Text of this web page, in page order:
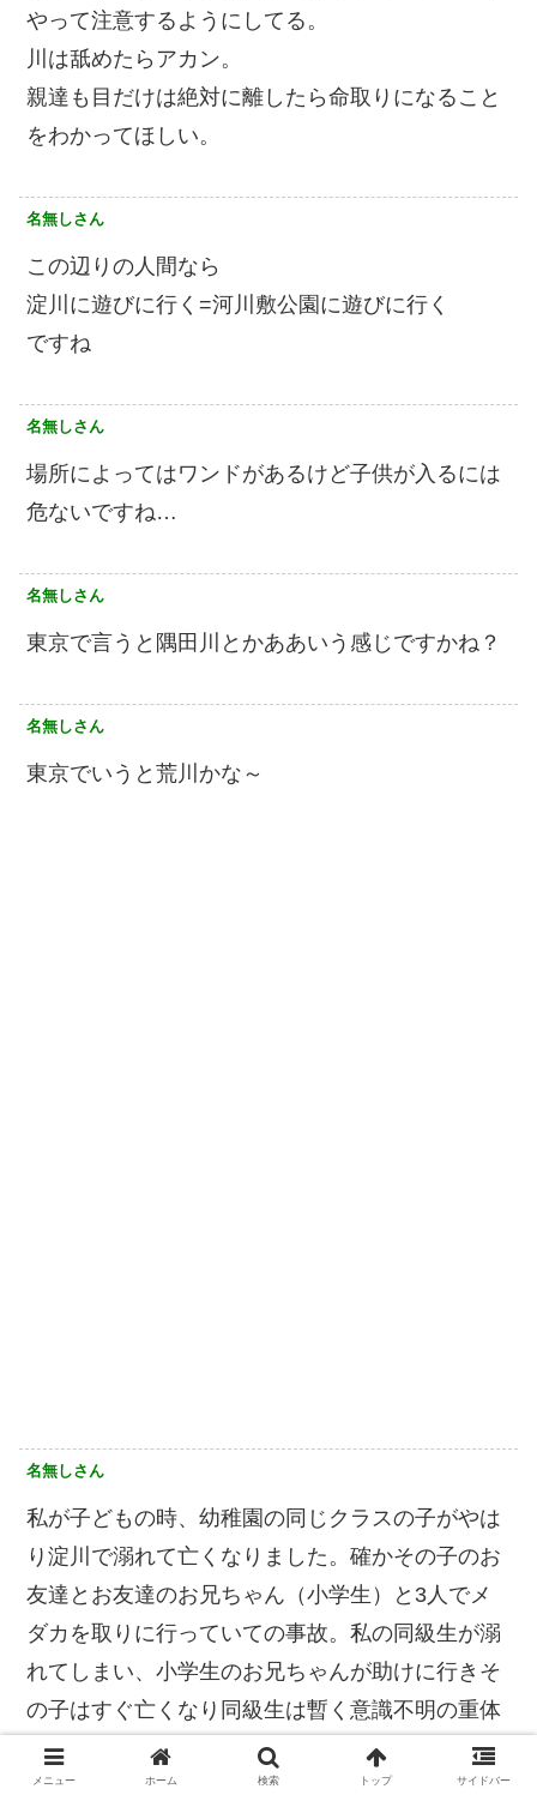
やって注意するようにしてる。
川は舐めたらアカン。
親達も目だけは絶対に離したら命取りになること
をわかってほしい。
名無しさん
この辺りの人間なら
淀川に遊びに行く=河川敷公園に遊びに行く
ですね
名無しさん
場所によってはワンドがあるけど子供が入るには
危ないですね…
名無しさん
東京で言うと隅田川とかああいう感じですかね？
名無しさん
東京でいうと荒川かな～
名無しさん
私が子どもの時、幼稚園の同じクラスの子がやは
り淀川で溺れて亡くなりました。確かその子のお
友達とお友達のお兄ちゃん（小学生）と3人でメ
ダカを取りに行っていての事故。私の同級生が溺
れてしまい、小学生のお兄ちゃんが助けに行きそ
の子はすぐ亡くなり同級生は暫く意識不明の重体
でした。私自身まだ幼児だったので記憶は薄らで
すが、お葬式が悲惨だったのは今でも覚えていま
メニュー ホーム 検索 トップ サイドバー